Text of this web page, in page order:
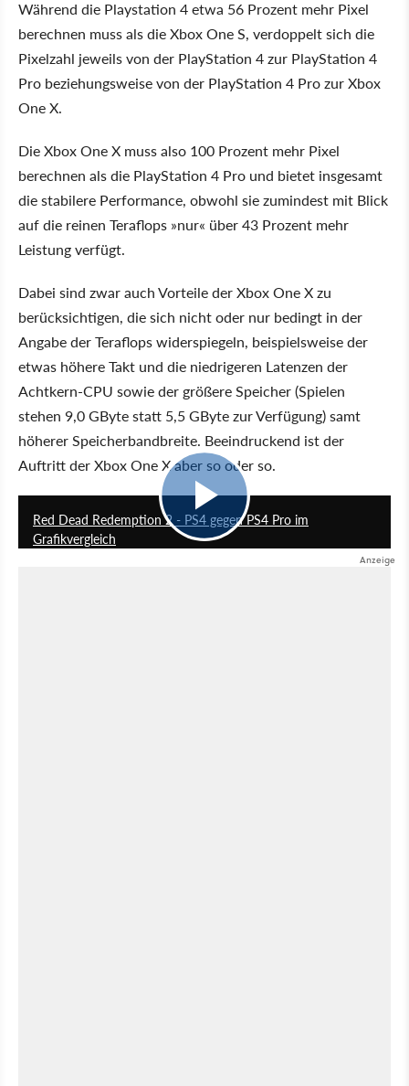
Während die Playstation 4 etwa 56 Prozent mehr Pixel
berechnen muss als die Xbox One S, verdoppelt sich die
Pixelzahl jeweils von der PlayStation 4 zur PlayStation 4
Pro beziehungsweise von der PlayStation 4 Pro zur Xbox
One X.
Die Xbox One X muss also 100 Prozent mehr Pixel
berechnen als die PlayStation 4 Pro und bietet insgesamt
die stabilere Performance, obwohl sie zumindest mit Blick
auf die reinen Teraflops »nur« über 43 Prozent mehr
Leistung verfügt.
Dabei sind zwar auch Vorteile der Xbox One X zu
berücksichtigen, die sich nicht oder nur bedingt in der
Angabe der Teraflops widerspiegeln, beispielsweise der
etwas höhere Takt und die niedrigeren Latenzen der
Achtkern-CPU sowie der größere Speicher (Spielen
stehen 9,0 GByte statt 5,5 GByte zur Verfügung) samt
höherer Speicherbandbreite. Beeindruckend ist der
Auftritt der Xbox One X aber so oder so.
Red Dead Redemption 2 - PS4 gegen PS4 Pro im
Grafikvergleich